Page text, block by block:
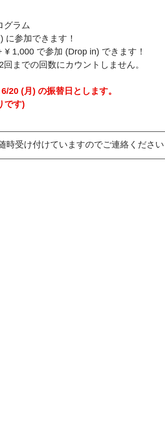
グラム
に参加できます！
1,000 で参加 (Drop in) できます！
までの回数にカウントしません。
20 (月) の振替日とします。
です)
時受け付けていますのでご連絡くださ